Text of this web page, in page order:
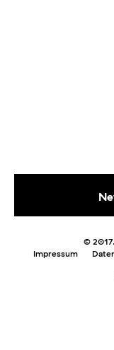
©
Impressum